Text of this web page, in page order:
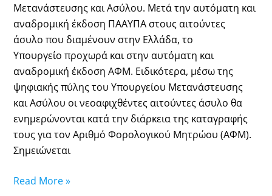
Μετανάστευσης και Ασύλου. Μετά την αυτόματη και
αναδρομική έκδοση ΠΑΑΥΠΑ στους αιτούντες
άσυλο που διαμένουν στην Ελλάδα, το
Υπουργείο προχωρά και στην αυτόματη και
αναδρομική έκδοση ΑΦΜ. Ειδικότερα, μέσω της
ψηφιακής πύλης του Υπουργείου Μετανάστευσης
και Ασύλου οι νεοαφιχθέντες αιτούντες άσυλο θα
ενημερώνονται κατά την διάρκεια της καταγραφής
τους για τον Αριθμό Φορολογικού Μητρώου (ΑΦΜ).
Σημειώνεται
Read More »